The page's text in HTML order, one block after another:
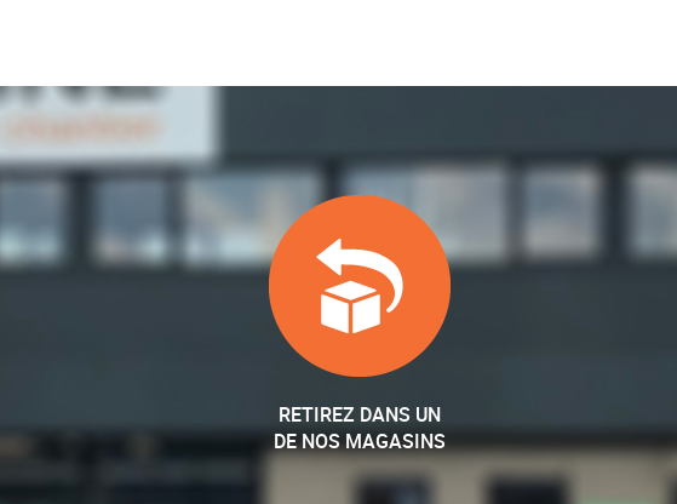
RETIREZ DANS UN
DE NOS MAGASINS